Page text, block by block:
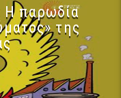
Η παρωδία
της